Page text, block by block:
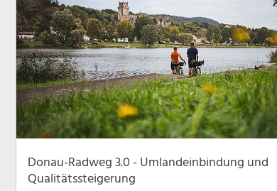
Donau-Radweg 3.0 - Umlandeinbindung und
Qualitätssteigerung